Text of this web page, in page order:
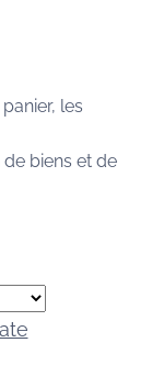
les
biens et de